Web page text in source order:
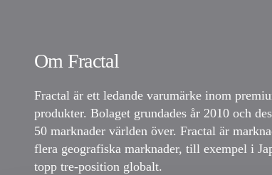
Om Fractal
Fractal är ett ledande varumärke inom
produkter. Bolaget grundades år 2010 och
50 marknader världen över. Fractal är
flera geografiska marknader, till exempel i
topp tre-position globalt.